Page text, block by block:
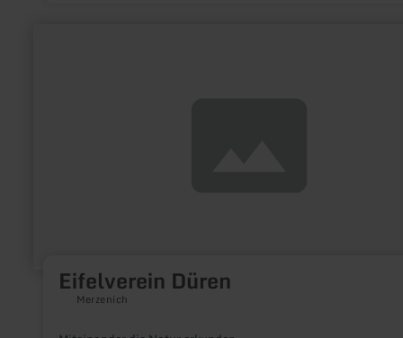
Eifelverein Düren
Merzenich